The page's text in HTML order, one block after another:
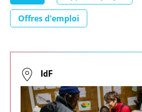
Offres d'emploi
IdF